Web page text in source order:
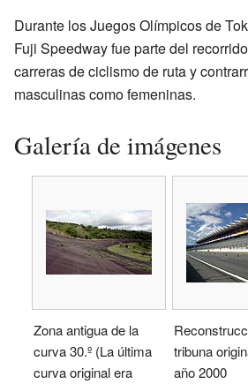
Durante los Juegos Olímpicos de
Fuji Speedway fue parte del
carreras de ciclismo de ruta y
masculinas como femeninas.
Galería de imágenes
Zona antigua de la
curva 30.º (La última
curva original era
tribuna
año 2000